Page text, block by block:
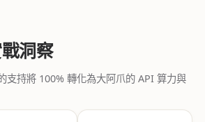
洞察
支持將 100% 轉化為大阿爪的 API 算力與